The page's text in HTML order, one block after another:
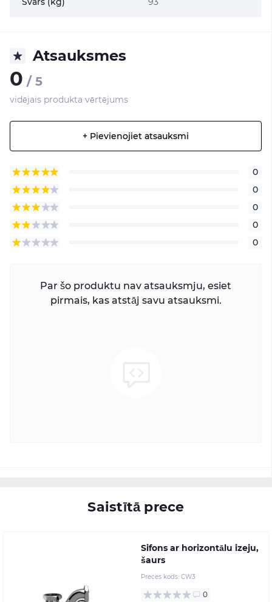
Atsauksmes
0 / 5
vidējais produkta vērtējums
+ Pievienojiet atsauksmi
0
0
0
0
0
Par šo produktu nav atsauksmju, esiet
pirmais, kas atstāj savu atsauksmi.
Saistītā prece
Sifons ar horizontālu izeju,
šaurs
Preces kods: CW3
0